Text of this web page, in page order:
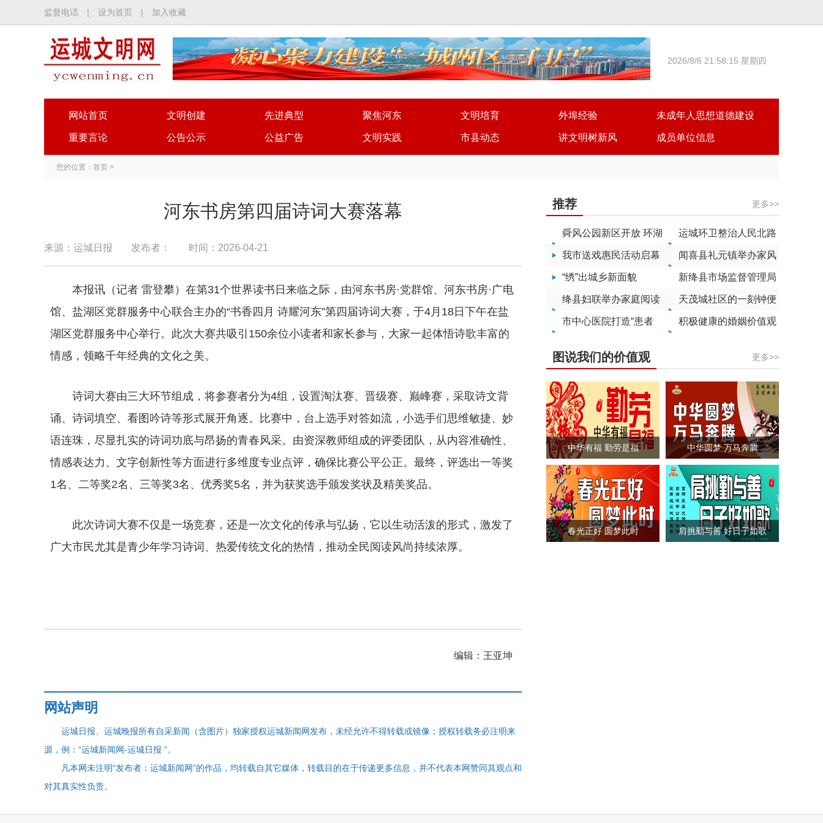
监督电话 | 设为首页 | 加入收藏
2026/8/6 21:58:15 星期四
网站首页
重要言论
文明创建
公告公示
先进典型
公益广告
聚焦河东
文明实践
文明培育
市县动态
外埠经验
讲文明树新风
未成年人思想道德建设
成员单位信息
您的位置： 首页 >
河东书房第四届诗词大赛落幕
来源：运城日报 发布者： 时间：2026-04-21
本报讯（记者 雷登攀）在第31个世界读书日来临之际，由河东书房·党群馆、河东书房·广电
馆、盐湖区党群服务中心联合主办的“书香四月 诗耀河东”第四届诗词大赛，于4月18日下午在盐
湖区党群服务中心举行。此次大赛共吸引150余位小读者和家长参与，大家一起体悟诗歌丰富的
情感，领略千年经典的文化之美。
诗词大赛由三大环节组成，将参赛者分为4组，设置淘汰赛、晋级赛、巅峰赛，采取诗文背
诵、诗词填空、看图吟诗等形式展开角逐。比赛中，台上选手对答如流，小选手们思维敏捷、妙
语连珠，尽显扎实的诗词功底与昂扬的青春风采。由资深教师组成的评委团队，从内容准确性、
情感表达力、文字创新性等方面进行多维度专业点评，确保比赛公平公正。最终，评选出一等奖
1名、二等奖2名、三等奖3名、优秀奖5名，并为获奖选手颁发奖状及精美奖品。
此次诗词大赛不仅是一场竞赛，还是一次文化的传承与弘扬，它以生动活泼的形式，激发了
广大市民尤其是青少年学习诗词、热爱传统文化的热情，推动全民阅读风尚持续浓厚。
编辑：王亚坤
网站声明
运城日报、运城晚报所有自采新闻（含图片）独家授权运城新闻网发布，未经允许不得转载或镜像；授权转载务必注明来
源，例：“运城新闻网-运城日报 ”。
凡本网未注明“发布者：运城新闻网”的作品，均转载自其它媒体，转载目的在于传递更多信息，并不代表本网赞同其观点和
对其真实性负责。
推荐 更多>>
舜风公园新区开放 环湖
步道享滨水风光
运城环卫整治人民北路
脏乱死角
我市送戏惠民活动启幕 闻喜县礼元镇举办家风
家教主题文化周
“绣”出城乡新面貌 新绛县市场监督管理局
开展制售假劣肉制品专
项整治
绛县妇联举办家庭阅读
活动
天茂城社区的一刻钟便
民生活圈新解法
市中心医院打造“患者 积极健康的婚姻价值观
图说我们的价值观 更多>>
中华有福 勤劳是福 中华圆梦 万马奔腾
春光正好 圆梦此时 肩挑勤与善 好日子如歌